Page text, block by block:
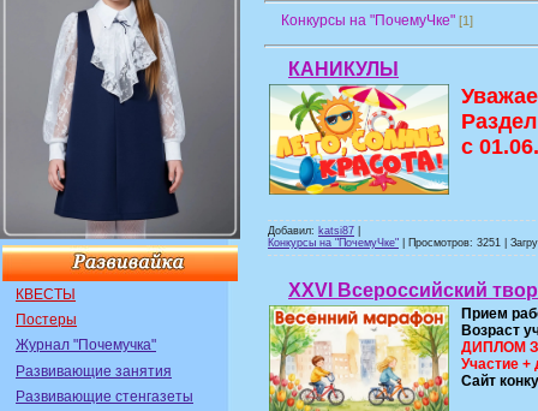
КВЕСТЫ
Постеры
Журнал "Почемучка"
Развивающие занятия
Развивающие стенгазеты
Конкурсы на "ПочемуЧке" [1]
КАНИКУЛЫ
с
Добавил: katsi87
Конкурсы на "ПочемуЧке" | Просмотров: 3251 |
XXVI Всероссийский
Прием
Возраст
ДИПЛОМ
Участие +
Сайт